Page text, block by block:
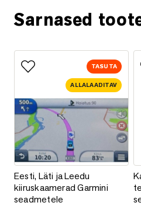
Sarnased
TASUTA
ALLALAADITAV
Lisa lemmikutesse
Eesti, Läti ja Leedu
Eesti, Läti ja Leedu
kiiruskaamerad Garmini
seadmetele